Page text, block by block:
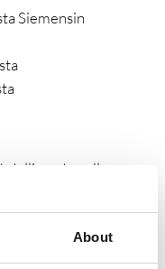
About
Siemensin
olla
Tässä
mukana